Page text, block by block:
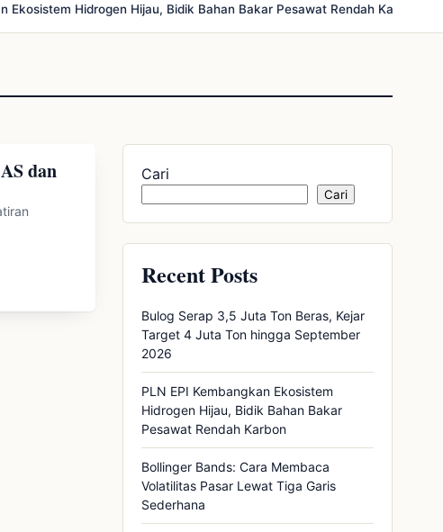
Ekosistem Hidrogen Hijau, Bidik Bahan Bakar Pesawat Rendah Karbon
dan Cari
Cari
Recent Posts
Bulog Serap 3,5 Juta Ton Beras, Kejar
Target 4 Juta Ton hingga September
2026
PLN EPI Kembangkan Ekosistem
Hidrogen Hijau, Bidik Bahan Bakar
Pesawat Rendah Karbon
Bollinger Bands: Cara Membaca
Volatilitas Pasar Lewat Tiga Garis
Sederhana